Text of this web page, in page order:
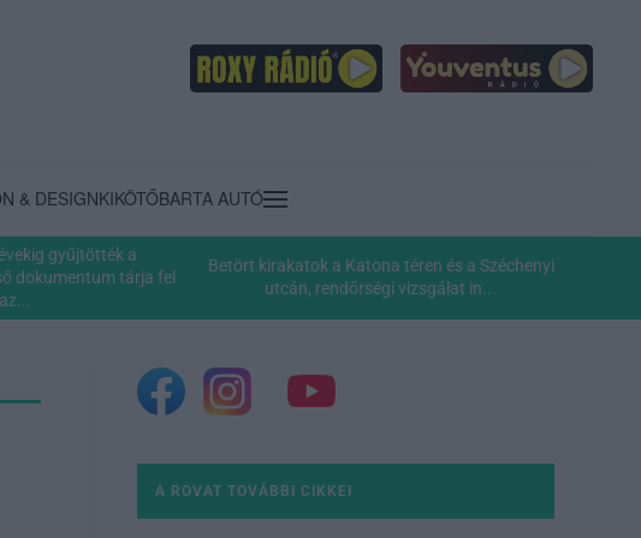
& DESIGNKIKÖTŐBARTA AUTÓ
gyűjtötték a
dokumentum tárja fel
az...
Betört kirakatok a Katona téren és a Széchenyi
utcán, rendőrségi vizsgálat in...
A ROVAT TOVÁBBI CIKKEI